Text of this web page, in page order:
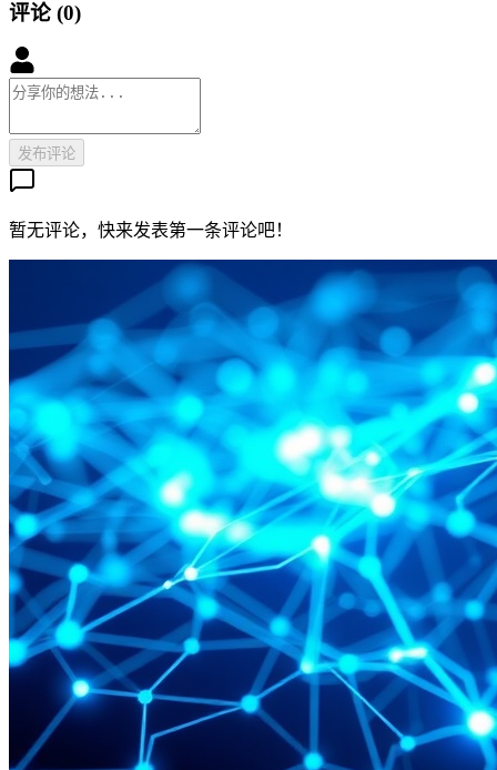
评论 (0)
发布评论
暂无评论，快来发表第一条评论吧！